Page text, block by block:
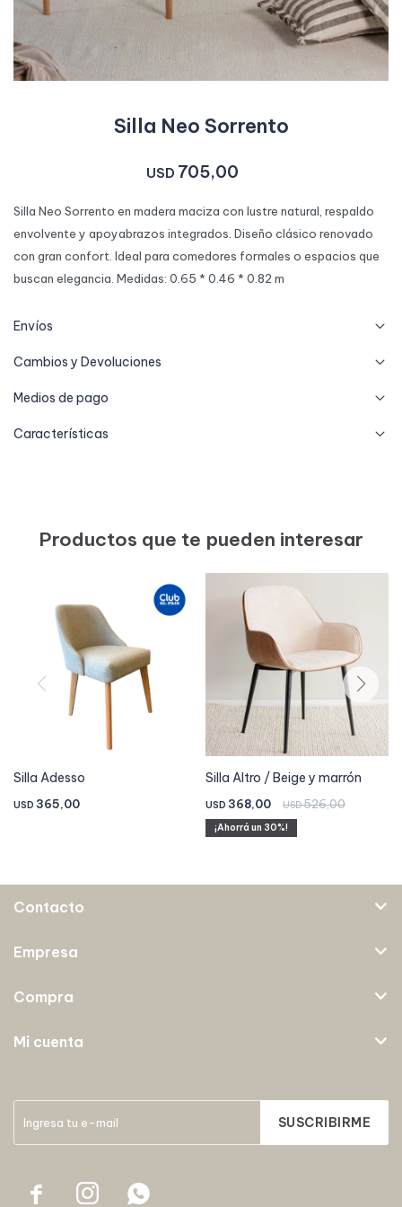
Silla Neo Sorrento
USD 705,00
Silla Neo Sorrento en madera maciza con lustre natural, respaldo
envolvente y apoyabrazos integrados. Diseño clásico renovado
con gran confort. Ideal para comedores formales o espacios que
buscan elegancia. Medidas: 0.65 * 0.46 * 0.82 m
Envíos
Cambios y Devoluciones
Medios de pago
Características
Productos que te pueden interesar
Silla Adesso
USD 365,00
Silla Altro / Beige y marrón
USD 368,00 USD526,00
30
SUSCRIBIRME
  
Contacto
Empresa
Compra
Mi cuenta